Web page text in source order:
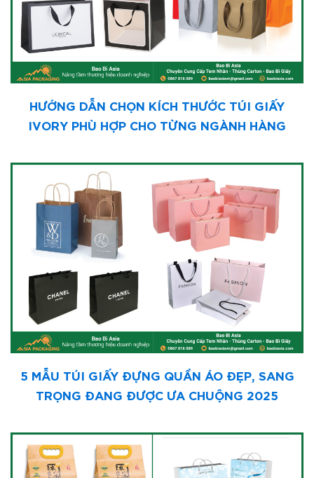
HƯỚNG DẪN CHỌN KÍCH THƯỚC TÚI GIẤY
IVORY PHÙ HỢP CHO TỪNG NGÀNH HÀNG
5 MẪU TÚI GIẤY ĐỰNG QUẦN ÁO ĐẸP, SANG
TRỌNG ĐANG ĐƯỢC ƯA CHUỘNG 2025